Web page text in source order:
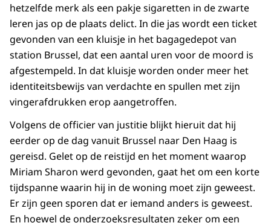
hetzelfde merk als een pakje sigaretten in de zwarte
leren jas op de plaats delict. In die jas wordt een ticket
gevonden van een kluisje in het bagagedepot van
station Brussel, dat een aantal uren voor de moord is
afgestempeld. In dat kluisje worden onder meer het
identiteitsbewijs van verdachte en spullen met zijn
vingerafdrukken erop aangetroffen.
Volgens de officier van justitie blijkt hieruit dat hij
eerder op de dag vanuit Brussel naar Den Haag is
gereisd. Gelet op de reistijd en het moment waarop
Miriam Sharon werd gevonden, gaat het om een korte
tijdspanne waarin hij in de woning moet zijn geweest.
Er zijn geen sporen dat er iemand anders is geweest.
En hoewel de onderzoeksresultaten zeker om een